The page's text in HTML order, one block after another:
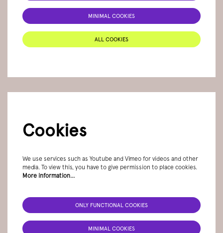
MINIMAL COOKIES
ALL COOKIES
Cookies
We use services such as Youtube and Vimeo for videos and other
media. To view this, you have to give permission to place cookies.
More information…
ONLY FUNCTIONAL COOKIES
MINIMAL COOKIES